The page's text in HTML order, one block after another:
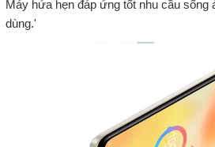
Máy hứa hẹn đáp ứng tốt nhu cầu
dùng.'